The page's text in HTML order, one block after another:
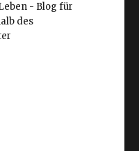
- Blog für
des